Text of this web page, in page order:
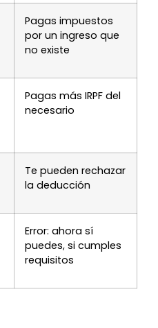
Pagas impuestos
por un ingreso que
no existe
Pagas más IRPF del
necesario
Te pueden rechazar
la deducción
Error: ahora sí
puedes, si cumples
requisitos